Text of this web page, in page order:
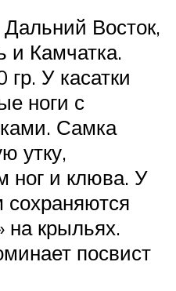
Восток,
и Камчатка.
У касатки
ноги с
Самка
утку,
ног и клюва. У
на крыльях.
посвист